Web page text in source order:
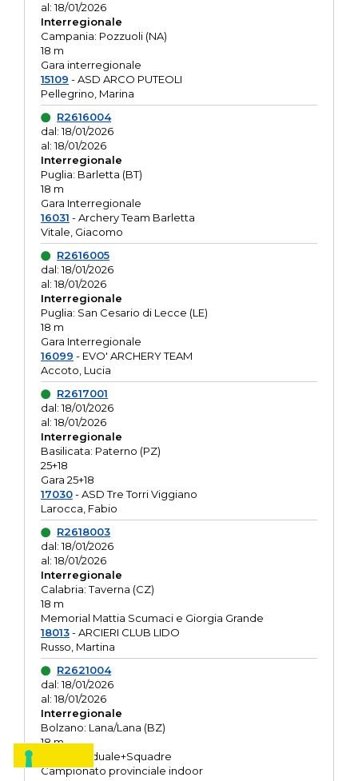
al: 18/01/2026
Interregionale
Campania: Pozzuoli (NA)
18 m
Gara interregionale
15109 - ASD ARCO PUTEOLI
Pellegrino, Marina
R2616004
dal: 18/01/2026
al: 18/01/2026
Interregionale
Puglia: Barletta (BT)
18 m
Gara Interregionale
16031 - Archery Team Barletta
Vitale, Giacomo
R2616005
dal: 18/01/2026
al: 18/01/2026
Interregionale
Puglia: San Cesario di Lecce (LE)
18 m
Gara Interregionale
16099 - EVO' ARCHERY TEAM
Accoto, Lucia
R2617001
dal: 18/01/2026
al: 18/01/2026
Interregionale
Basilicata: Paterno (PZ)
25+18
Gara 25+18
17030- ASD Tre Torri Viggiano
Larocca, Fabio
R2618003
dal: 18/01/2026
al: 18/01/2026
Interregionale
Calabria: Taverna (CZ)
18 m
Memorial Mattia Scumaci e Giorgia Grande
18013- ARCIERI CLUB LIDO
Russo, Martina
R2621004
dal: 18/01/2026
al: 18/01/2026
Interregionale
Bolzano: Lana/Lana (BZ)
18 m
O.R. Individuale+Squadre
Campionato provinciale indoor